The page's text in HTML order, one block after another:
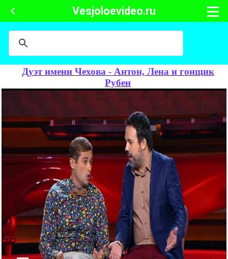
Vesjoloevideo.ru
Дуэт имени Чехова - Антон, Лена и гонщик
Рубен